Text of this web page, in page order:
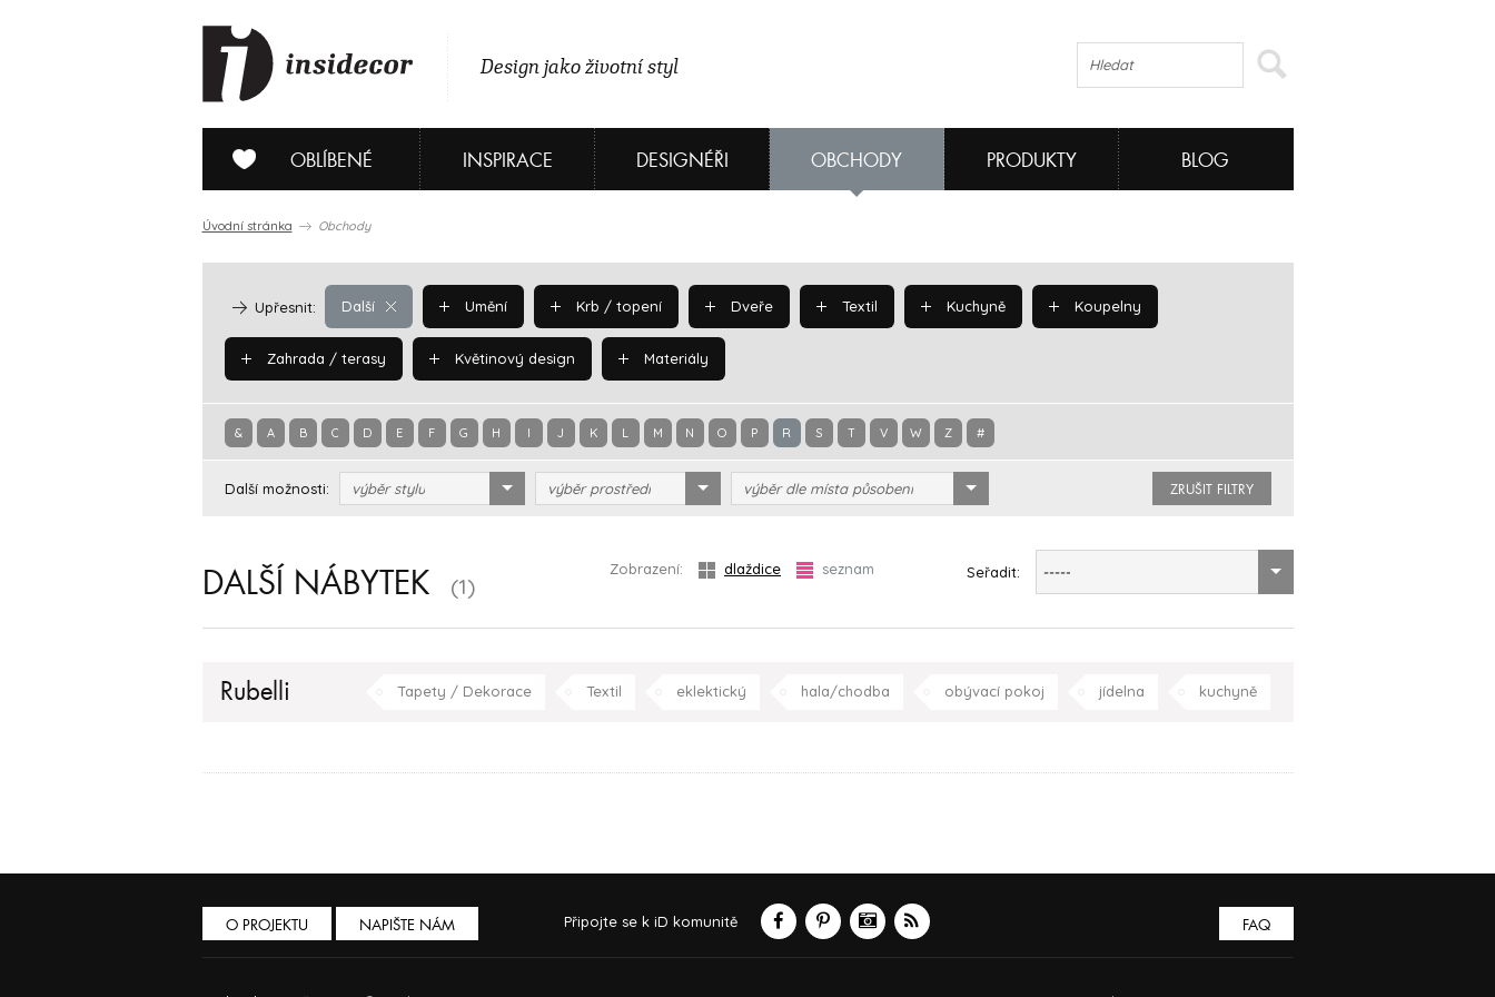
Design jako životní styl
OBLÍBENÉ INSPIRACE DESIGNÉŘI OBCHODY PRODUKTY BLOG
Úvodní stránka Obchody
Další
Upřesnit: Umění Krb / topení Dveře Textil Kuchyně Koupelny
Zahrada / terasy Květinový design Materiály
& A B C D E F G H I J K L M N O P R S T V W Z #
Další možnosti: výběr stylu výběr prostředí výběr dle místa působení ZRUŠIT FILTRY
DALŠÍ NÁBYTEK (1)
Zobrazení: dlaždice seznam Seřadit: -----
Rubelli Tapety / Dekorace Textil eklektický hala/chodba obývací pokoj jídelna kuchyně
O PROJEKTU NAPIŠTE NÁM Připojte se k iD komunitě FAQ